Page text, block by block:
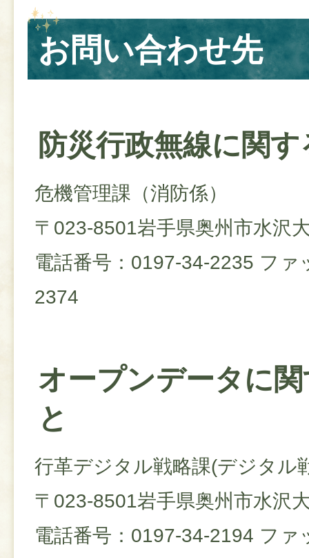
お問い合わせ先
防災行政無線に関
危機管理課（消防係）
〒023-8501岩手県奥州市水沢
電話番号：0197-34-2235 ファ
2374
オープンデータに
と
行革デジタル戦略課(デジタル
〒023-8501岩手県奥州市水沢
電話番号：0197-34-2194 ファ